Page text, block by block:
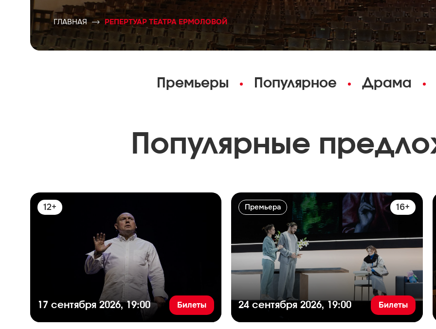
ГЛАВНАЯ РЕПЕРТУАР ТЕАТРА ЕРМОЛОВОЙ
Премьеры Популярное Драма
Популярные
12+
17 сентября 2026, 19:00 Билеты
Премьера 16+
24 сентября 2026, 19:00 Билеты